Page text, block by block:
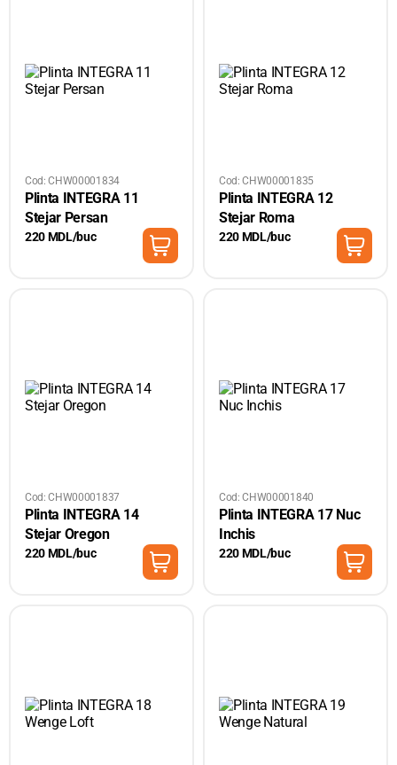
Cod: CHW00001834
Plinta INTEGRA 11
Stejar Persan
220 MDL/buc
Cod: CHW00001835
Plinta INTEGRA 12
Stejar Roma
220 MDL/buc
Cod: CHW00001837
Plinta INTEGRA 14
Stejar Oregon
220 MDL/buc
Cod: CHW00001840
Plinta INTEGRA 17 Nuc
Inchis
220 MDL/buc